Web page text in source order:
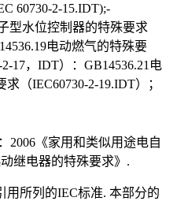
60730-2-15.IDT);-
型水位控制器的特殊要求
电动燃气的特殊要
17，IDT）：GB14536.21电
（IEC60730-2-19.IDT）；
2006《家用和类似用途电自
继电器的特殊要求》.
用所列的IEC标准. 本部分的